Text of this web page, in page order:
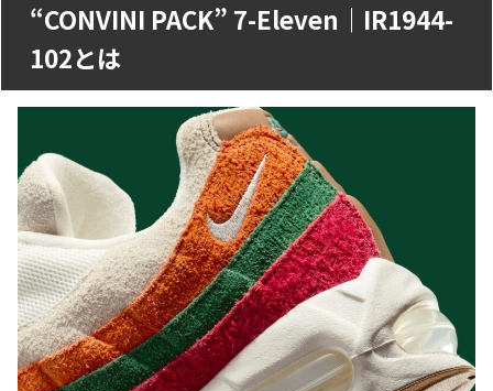
“CONVINI PACK” 7-Eleven｜IR1944-
102とは